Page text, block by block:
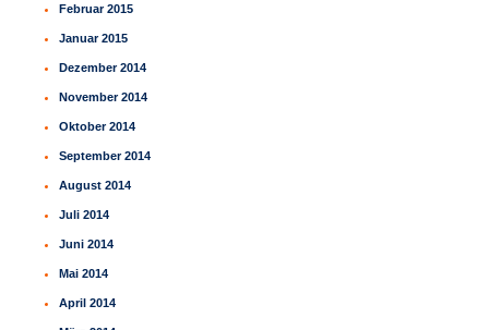
Februar 2015
Januar 2015
Dezember 2014
November 2014
Oktober 2014
September 2014
August 2014
Juli 2014
Juni 2014
Mai 2014
April 2014